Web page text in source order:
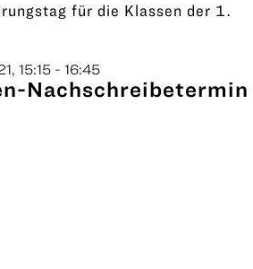
für die Klassen der 1.
15:15 - 16:45
Nachschreibetermin